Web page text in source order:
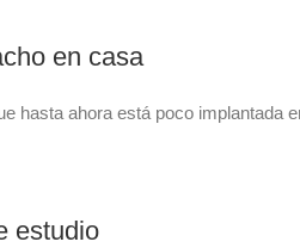
en casa
hasta ahora está poco implantada
estudio